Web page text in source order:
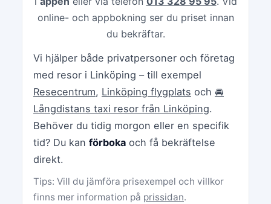
online- och appbokning ser du priset innan
du bekräftar.
Vi hjälper både privatpersoner och företag
med resor i Linköping – till exempel
Resecentrum, Linköping flygplats och 🚘
Långdistans taxi resor från Linköping.
Behöver du tidig morgon eller en specifik
tid? Du kan förboka och få bekräftelse
direkt.
Tips: Vill du jämföra prisexempel och villkor
finns mer information på prissidan.